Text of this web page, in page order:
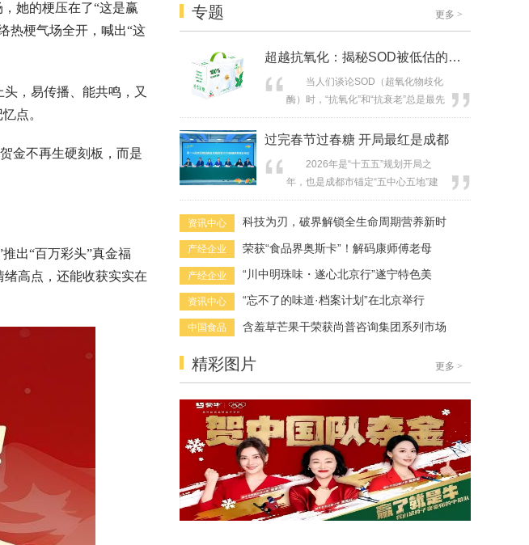
她的梗压在了“这是赢
热梗气场全开，喊出“这
，易传播、能共鸣，又
点。
金不再生硬刻板，而是
出“百万彩头”真金福
高点，还能收获实实在
类脂肪替代物，与肌原纤维蛋白相互
制品提供了新的可能性和思路。相关
亲水胶体》。 肉类食品是人体获
取优质蛋白...
专题 更多 >
超越抗氧化：揭秘SOD被低估的健康价
当人们谈论SOD（超氧化物歧化
酶）时，“抗氧化”和“抗衰老”总是最先
被提及的标签。这固然正确，但却远
远不够全面。这种简化认知，如同只
其内含的螺丝刀、剪刀、镊子等多种
工具的强大组合功能。实际上，SOD
擎，其生理作用是一个庞大而精密的
网络...
过完春节过春糖 开局最红是成都
2026年是“十五五”规划开局之
年，也是成都市锚定“五中心五地”建
设、践行“创新驱动、开放引领、科产
融合、强县活区”总体战略的关键起步
二十届四中全会和中央经济工作会议
精神，聚焦“坚持内需主导，建设强大
会高质量发展。在这一背景下，中...
资讯中心 科技为刃，破界解锁全生命周期营养新时
产经企业 荣获“食品界奥斯卡”！解码康师傅老母
产经企业 “川中明珠味・遂心北京行”遂宁特色美
资讯中心 “忘不了的味道·档案计划”在北京举行
中国食品 含羞草芒果干荣获尚普咨询集团系列市场
精彩图片 更多 >